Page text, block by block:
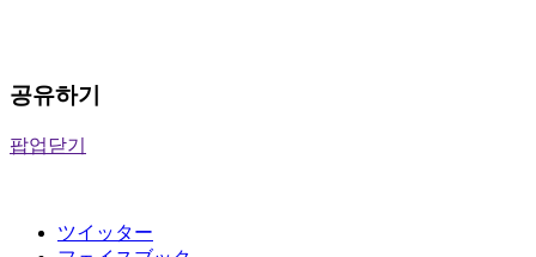
공유하기
팝업닫기
ツイッター